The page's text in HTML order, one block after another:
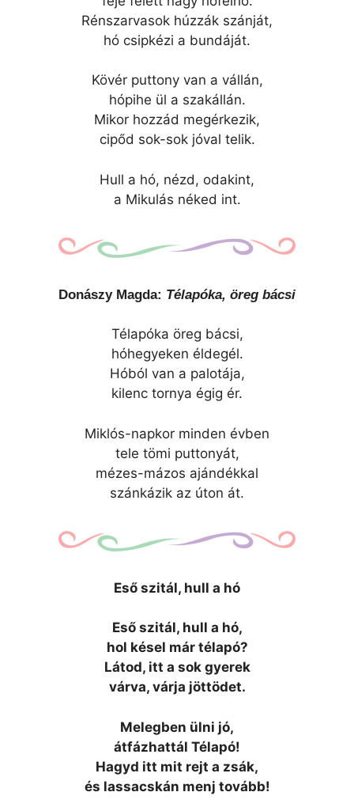
Rénszarvasok húzzák szánját,
hó csipkézi a bundáját.
Kövér puttony van a vállán,
hópihe ül a szakállán.
Mikor hozzád megérkezik,
cipőd sok-sok jóval telik.
Hull a hó, nézd, odakint,
a Mikulás néked int.
Donászy Magda: Télapóka, öreg bácsi
Télapóka öreg bácsi,
hóhegyeken éldegél.
Hóból van a palotája,
kilenc tornya égig ér.
Miklós-napkor minden évben
tele tömi puttonyát,
mézes-mázos ajándékkal
szánkázik az úton át.
Eső szitál, hull a hó
Eső szitál, hull a hó,
hol késel már télapó?
Látod, itt a sok gyerek
várva, várja jöttödet.
Melegben ülni jó,
átfázhattál Télapó!
Hagyd itt mit rejt a zsák,
és lassacskán menj tovább!